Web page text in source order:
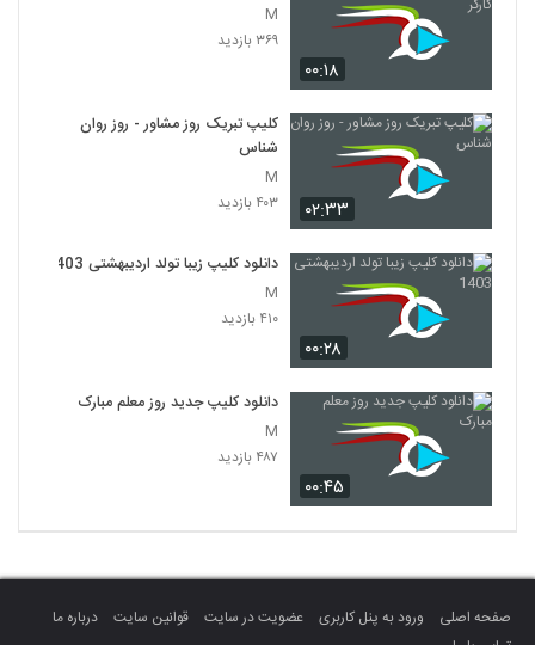
۰۰:۱۸
M
۳۶۹ بازدید
۰۲:۳۳
کلیپ تبریک روز مشاور - روز روان
شناس
M
۴۰۳ بازدید
۰۰:۲۸
دانلود کلیپ زیبا تولد اردیبهشتی 1403
M
۴۱۰ بازدید
۰۰:۴۵
دانلود کلیپ جدید روز معلم مبارک
M
۴۸۷ بازدید
صفحه اصلی ورود به پنل کاربری عضویت در سایت قوانین سایت
درباره ما